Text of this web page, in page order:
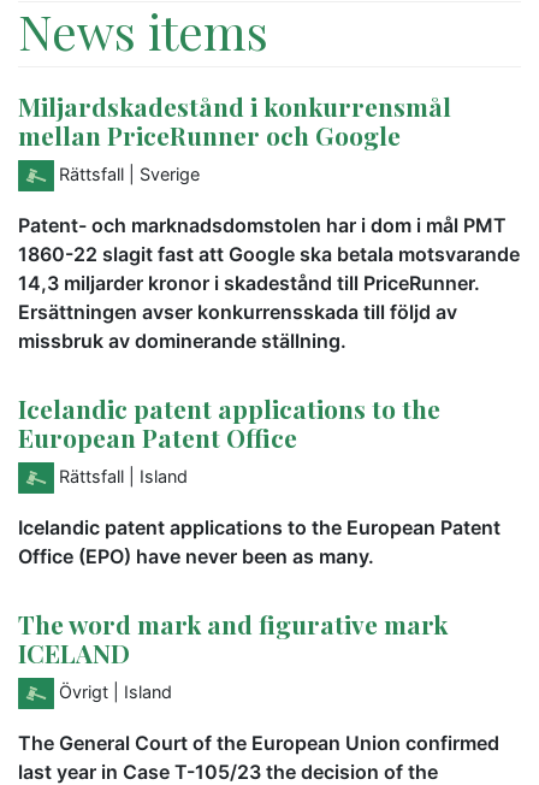
News items
Miljardskadestånd i konkurrensmål
mellan PriceRunner och Google
Rättsfall | Sverige
Patent- och marknadsdomstolen har i dom i mål PMT
1860-22 slagit fast att Google ska betala motsvarande
14,3 miljarder kronor i skadestånd till PriceRunner.
Ersättningen avser konkurrensskada till följd av
missbruk av dominerande ställning.
Icelandic patent applications to the
European Patent Office
Rättsfall | Island
Icelandic patent applications to the European Patent
Office (EPO) have never been as many.
The word mark and figurative mark
ICELAND
Övrigt | Island
The General Court of the European Union confirmed
last year in Case T-105/23 the decision of the